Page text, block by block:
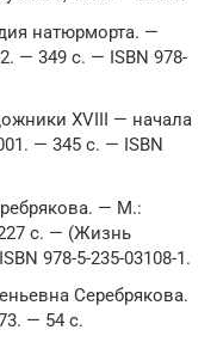
натюрморта. —
— 349 с. — ISBN 978-
XVIII — начала
— 345 с. — ISBN
— М.:
с. — (Жизнь
978-5-235-03108-1.
Серебрякова.
— 54 с.